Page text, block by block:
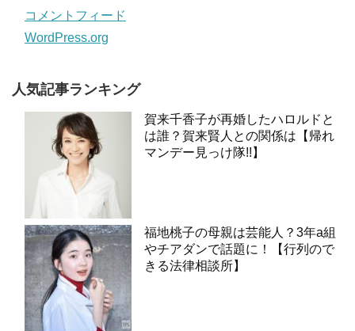
コメントフィード
WordPress.org
人気記事ランキング
賀来千香子が再婚したハロルドと
は誰？賀来賢人との関係は【帰れ
マンデー見っけ隊!!】
福地桃子の母親は芸能人？3年a組
やチアダンで話題に！【行列ので
きる法律相談所】